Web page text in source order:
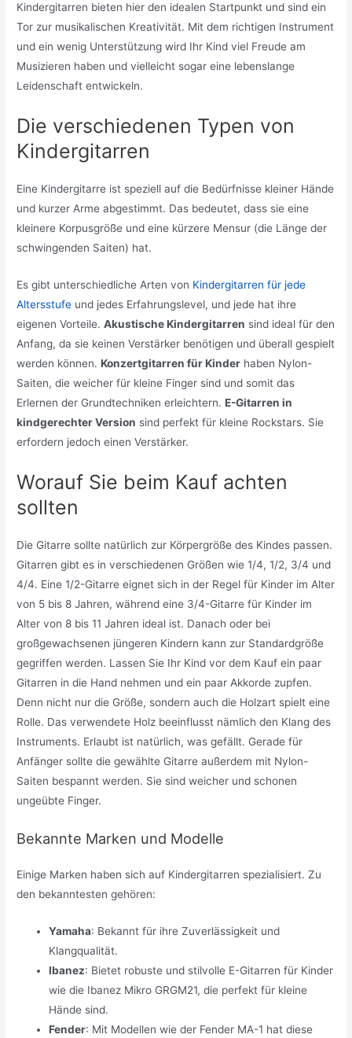
Kindergitarren bieten hier den idealen Startpunkt und sind ein
Tor zur musikalischen Kreativität. Mit dem richtigen Instrument
und ein wenig Unterstützung wird Ihr Kind viel Freude am
Musizieren haben und vielleicht sogar eine lebenslange
Leidenschaft entwickeln.
Die verschiedenen Typen von
Kindergitarren
Eine Kindergitarre ist speziell auf die Bedürfnisse kleiner Hände
und kurzer Arme abgestimmt. Das bedeutet, dass sie eine
kleinere Korpusgröße und eine kürzere Mensur (die Länge der
schwingenden Saiten) hat.
Es gibt unterschiedliche Arten von Kindergitarren für jede
Altersstufe und jedes Erfahrungslevel, und jede hat ihre
eigenen Vorteile.Akustische Kindergitarren sind ideal für den
Anfang, da sie keinen Verstärker benötigen und überall gespielt
werden können.Konzertgitarren für Kinder haben Nylon-
Saiten, die weicher für kleine Finger sind und somit das
Erlernen der Grundtechniken erleichtern.E-Gitarren in
kindgerechter Version sind perfekt für kleine Rockstars. Sie
erfordern jedoch einen Verstärker.
Worauf Sie beim Kauf achten
sollten
Die Gitarre sollte natürlich zur Körpergröße des Kindes passen.
Gitarren gibt es in verschiedenen Größen wie 1/4, 1/2, 3/4 und
4/4. Eine 1/2-Gitarre eignet sich in der Regel für Kinder im Alter
von 5 bis 8 Jahren, während eine 3/4-Gitarre für Kinder im
Alter von 8 bis 11 Jahren ideal ist. Danach oder bei
großgewachsenen jüngeren Kindern kann zur Standardgröße
gegriffen werden. Lassen Sie Ihr Kind vor dem Kauf ein paar
Gitarren in die Hand nehmen und ein paar Akkorde zupfen.
Denn nicht nur die Größe, sondern auch die Holzart spielt eine
Rolle. Das verwendete Holz beeinflusst nämlich den Klang des
Instruments. Erlaubt ist natürlich, was gefällt. Gerade für
Anfänger sollte die gewählte Gitarre außerdem mit Nylon-
Saiten bespannt werden. Sie sind weicher und schonen
ungeübte Finger.
Bekannte Marken und Modelle
Einige Marken haben sich auf Kindergitarren spezialisiert. Zu
den bekanntesten gehören:
Yamaha: Bekannt für ihre Zuverlässigkeit und
Klangqualität.
Ibanez: Bietet robuste und stilvolle E-Gitarren für Kinder
wie die Ibanez Mikro GRGM21, die perfekt für kleine
Hände sind.
Fender: Mit Modellen wie der Fender MA-1 hat diese